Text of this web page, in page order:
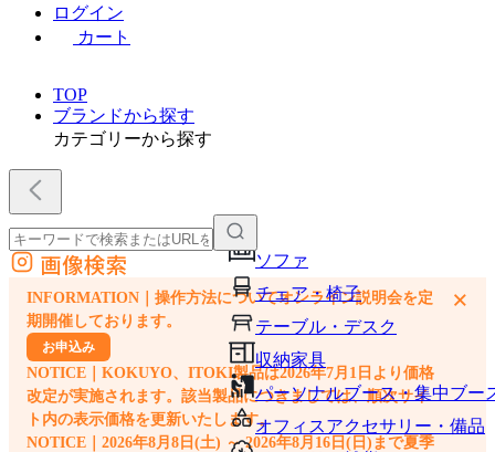
ログイン
カート
TOP
ブランドから探す
カテゴリーから探す
ソファ
チェア・椅子
テーブル・デスク
収納家具
パーソナルブース・集中ブー
オフィスアクセサリー・備品
外部サイトの商品をカートに追加
他のサイトで見つけた商品ページのURLを貼り付けて、カートに追加できます
画像検索
INFORMATION｜操作方法についてオンライン説明会を定
期開催しております。
お申込み
NOTICE｜KOKUYO、ITOKI製品は2026年7月1日より価格
改定が実施されます。該当製品につきましては、順次サイ
ト内の表示価格を更新いたします。
NOTICE｜2026年8月8日(土) ～ 2026年8月16日(日)まで夏季
×